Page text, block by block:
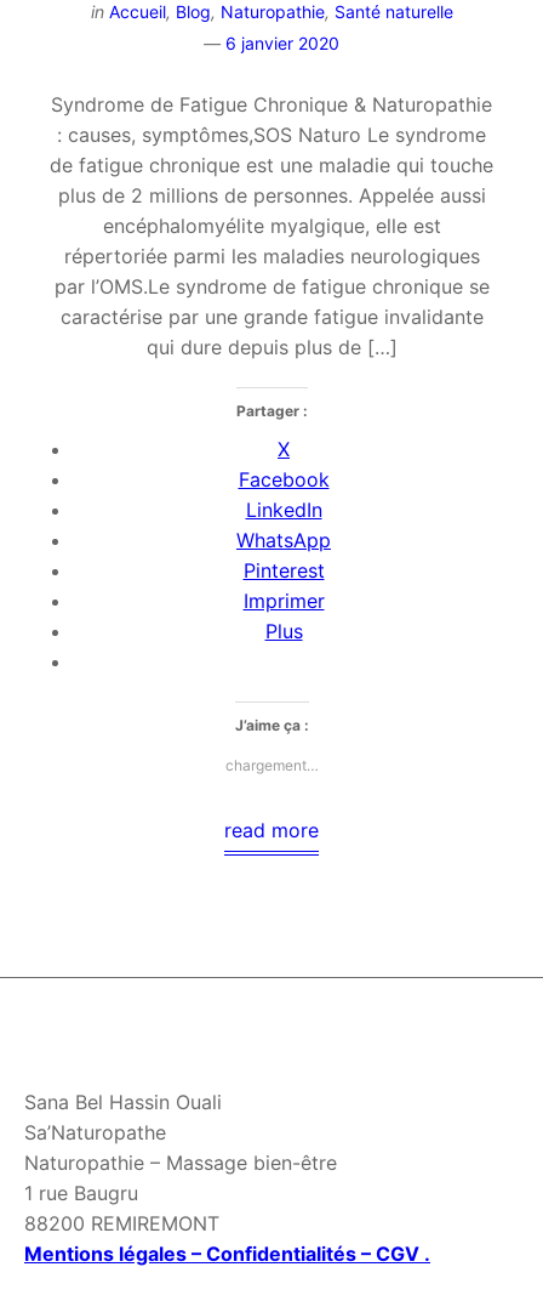
in Accueil, Blog, Naturopathie, Santé naturelle
6 janvier 2020
Syndrome de Fatigue Chronique & Naturopathie
: causes, symptômes,SOS Naturo Le syndrome
de fatigue chronique est une maladie qui touche
plus de 2 millions de personnes. Appelée aussi
encéphalomyélite myalgique, elle est
répertoriée parmi les maladies neurologiques
par l’OMS.Le syndrome de fatigue chronique se
caractérise par une grande fatigue invalidante
qui dure depuis plus de […]
Partager :
X
Facebook
LinkedIn
WhatsApp
Pinterest
Imprimer
Plus
J’aime ça :
chargement…
read more
Sana Bel Hassin Ouali
Sa’Naturopathe
Naturopathie – Massage bien-être
1 rue Baugru
88200 REMIREMONT
Mentions légales – Confidentialités – CGV .